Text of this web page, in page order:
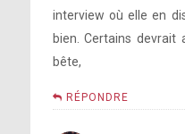
interview où elle en
bien. Certains devrait
bête,
RÉPONDRE